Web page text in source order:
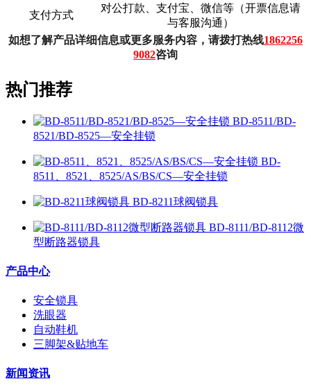
支付方式
对公打款、支付宝、微信等（开票信息请
与客服沟通）
如想了解产品详细信息或更多服务内容，请拨打热线1862256
9082咨询
热门推荐
BD-8511/BD-
8521/BD-8525—安全挂锁
BD-
8511、8521、8525/AS/BS/CS—安全挂锁
BD-8211球阀锁具
BD-8111/BD-8112微
型断路器锁具
产品中心
安全锁具
洗眼器
自动鞋机
三脚架&贴地车
新闻资讯